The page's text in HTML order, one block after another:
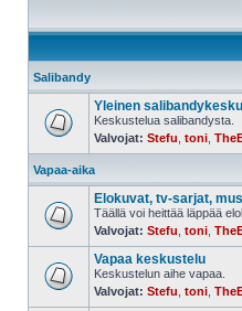
Salibandy
Yleinen
Keskustelua salibandysta.
Valvojat: Stefu toni
Vapaa-aika
Elokuvat, tv-sarjat,
Täällä voi heittää läppää
Valvojat: Stefu toni
Vapaa keskustelu
Keskustelun aihe vapaa.
Valvojat: Stefu toni